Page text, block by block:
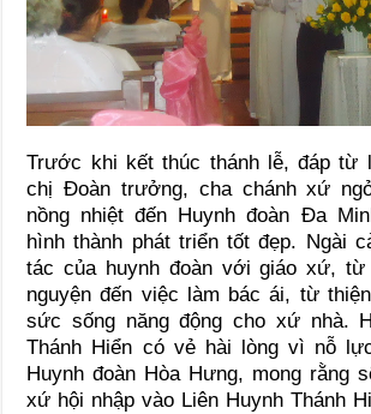
Trước khi kết thúc thánh lễ, đáp từ
chị Đoàn trưởng, cha chánh xứ
nồng nhiệt đến Huynh đoàn Đa
hình thành phát triển tốt đẹp. Ngài
tác của huynh đoàn với giáo xứ, từ
nguyện đến việc làm bác ái, từ
sức sống năng động cho xứ nhà.
Thánh Hiển có vẻ hài lòng vì nỗ
Huynh đoàn Hòa Hưng, mong rằng
xứ hội nhập vào Liên Huynh Thánh